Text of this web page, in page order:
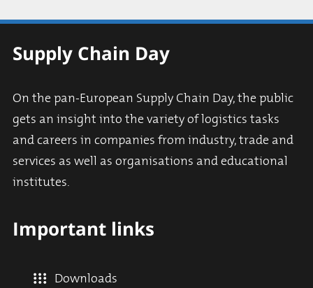
Supply Chain Day
On the pan-European Supply Chain Day, the public
gets an insight into the variety of logistics tasks
and careers in companies from industry, trade and
services as well as organisations and educational
institutes.
Important links
Downloads